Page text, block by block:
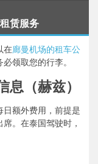
赁服务
在廊曼机场的租车公
领取您的行李。
息（赫兹）
额外费用，前提是
。在泰国驾驶时，